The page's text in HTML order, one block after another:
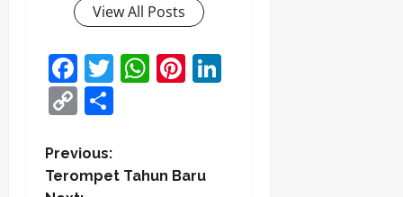
View All Posts
Facebook
Twitter
WhatsApp
Pinterest
Copy
P
Previous:
Terompet Tahun Baru